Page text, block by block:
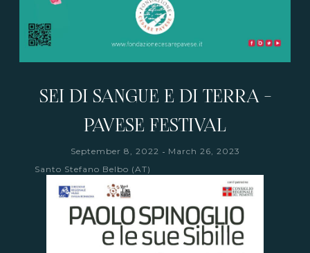
SEI DI SANGUE E DI TERRA -
PAVESE FESTIVAL
September 8, 2022 - March 26, 2023
Santo Stefano Belbo (AT)